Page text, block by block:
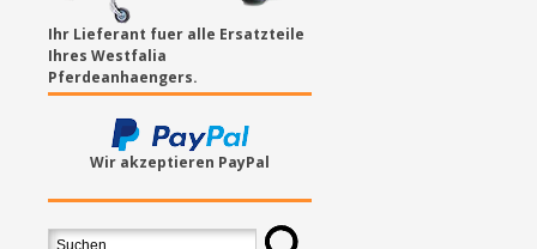
Ihr Lieferant fuer alle Ersatzteile
Ihres Westfalia
Pferdeanhaengers.
Wir akzeptieren PayPal